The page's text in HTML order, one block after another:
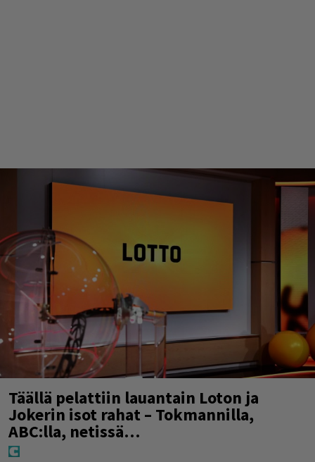
Täällä pelattiin lauantain Loton ja
Jokerin isot rahat – Tokmannilla,
ABC:lla, netissä…